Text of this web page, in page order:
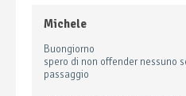
Michele
Buongiorno
spero di non offender nessuno
passaggio